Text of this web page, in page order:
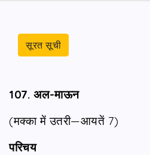
सूरत सूची
107. अल-माऊन
(मक्का में उतरी—आयतें 7)
परिचय